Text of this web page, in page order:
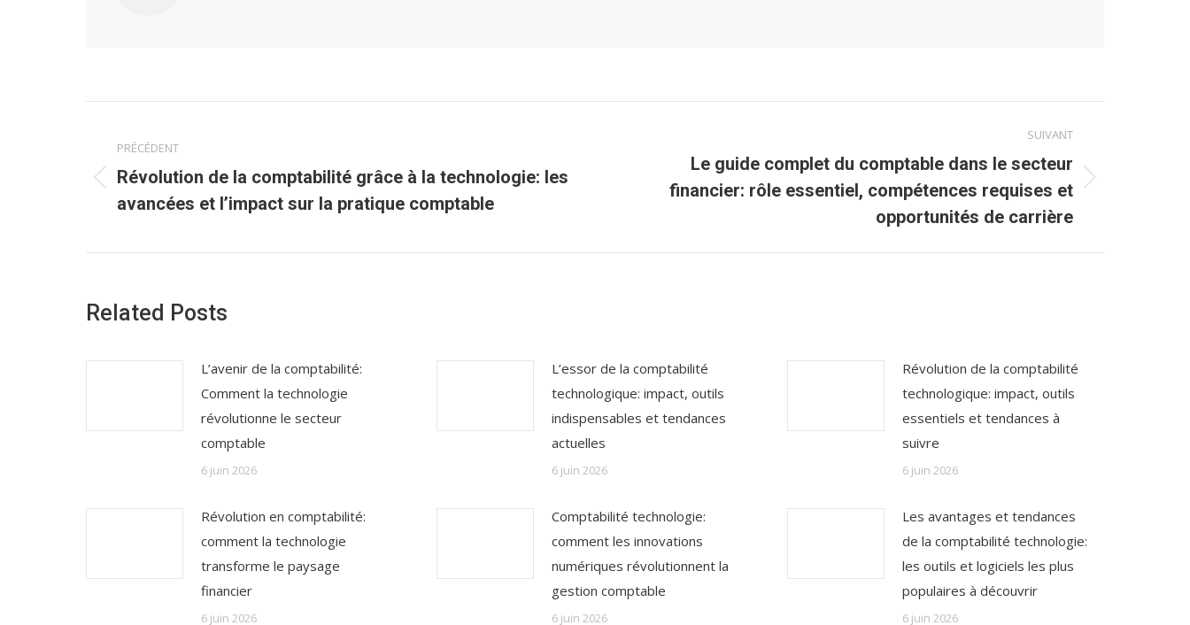
article
PRÉCÉDENT
Article
précédent
Révolution de la comptabilité grâce à la technologie: les
avancées et l’impact sur la pratique comptable
SUIVANT
Le guide complet du comptable dans le secteur
financier: rôle essentiel, compétences requises et
opportunités de carrière
Related Posts
L’avenir de la comptabilité:
Comment la technologie
révolutionne le secteur
comptable
6 juin 2026
L’essor de la comptabilité
technologique: impact, outils
indispensables et tendances
actuelles
6 juin 2026
Révolution de la comptabilité
technologique: impact, outils
essentiels et tendances à
suivre
6 juin 2026
Révolution en comptabilité:
comment la technologie
transforme le paysage
financier
6 juin 2026
Comptabilité technologie:
comment les innovations
numériques révolutionnent la
gestion comptable
6 juin 2026
Les avantages et tendances
de la comptabilité technologie:
les outils et logiciels les plus
populaires à découvrir
6 juin 2026